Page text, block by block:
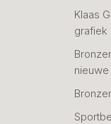
Klaas
grafiek